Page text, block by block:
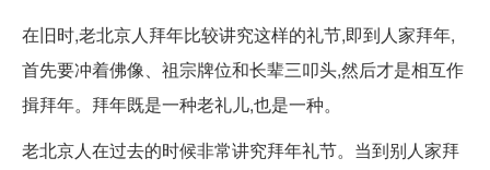
在旧时,老北京人拜年比较讲究这样的礼节,即到人家拜年,
首先要冲着佛像、祖宗牌位和长辈三叩头,然后才是相互作
揖拜年。拜年既是一种老礼儿,也是一种。
老北京人在过去的时候非常讲究拜年礼节。当到别人家拜